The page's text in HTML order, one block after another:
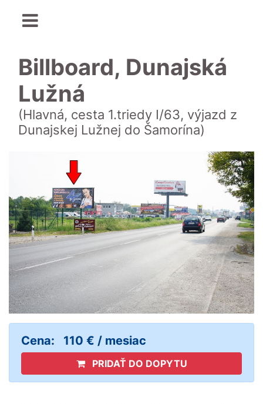
Billboard, Dunajská
Lužná
(Hlavná, cesta 1.triedy I/63, výjazd z
Dunajskej Lužnej do Šamorína)
Cena: 110 € / mesiac
PRIDAŤ DO DOPYTU